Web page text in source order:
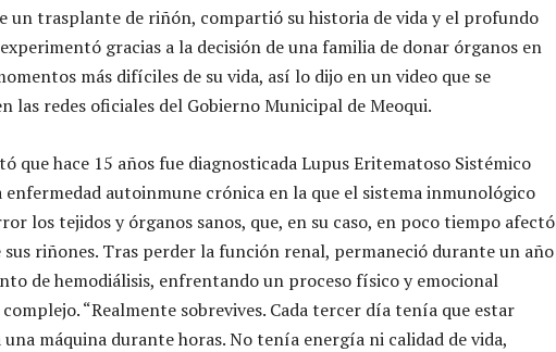
un trasplante de riñón, compartió su historia de vida y el profundo
gracias a la decisión de una familia de donar órganos en
más difíciles de su vida, así lo dijo en un video que se
las redes oficiales del Gobierno Municipal de Meoqui.
que hace 15 años fue diagnosticada Lupus Eritematoso Sistémico
enfermedad autoinmune crónica en la que el sistema inmunológico
los tejidos y órganos sanos, que, en su caso, en poco tiempo afectó
sus riñones. Tras perder la función renal, permaneció durante un año
de hemodiálisis, enfrentando un proceso físico y emocional
“Realmente sobrevives. Cada tercer día tenía que estar
una máquina durante horas. No tenía energía ni calidad de vida,